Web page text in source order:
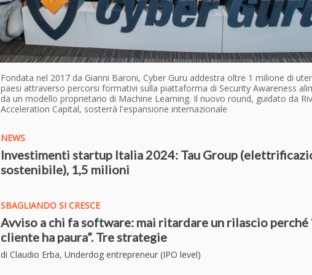
Fondata nel 2017 da Gianni Baroni, Cyber Guru addestra oltre 1 milione di
paesi attraverso percorsi formativi sulla piattaforma di Security Awareness
da un modello proprietario di Machine Learning. Il nuovo round, guidato da
Acceleration Capital, sosterrà l'espansione internazionale
NEWS
Investimenti startup Italia 2024: Tau Group
sostenibile), 1,5 milioni
SBAGLIANDO SI CRESCE
Avviso a chi fa software: mai ritardare un rilascio perché
cliente ha paura”. Tre strategie
di Claudio Erba, Underdog entrepreneur (IPO level)